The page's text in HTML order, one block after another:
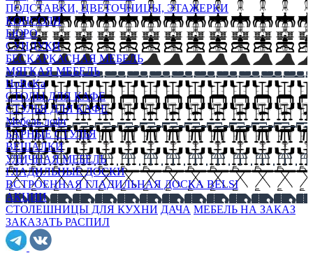
ПОДСТАВКИ, ЦВЕТОЧНИЦЫ, ЭТАЖЕРКИ
КОНСОЛИ
БЮРО
СУНДУКИ
БЕСКАРКАСНАЯ МЕБЕЛЬ
МЯГКАЯ МЕБЕЛЬ
HoReKa
СТОЛЫ ДЛЯ КАФЕ
СТУЛЬЯ ДЛЯ КАФЕ
Мебель лофт
БАРНЫЕ СТУЛЬЯ
ВЕШАЛКИ
УЛИЧНАЯ МЕБЕЛЬ
ГЛАДИЛЬНЫЕ ДОСКИ
ВСТРОЕННАЯ ГЛАДИЛЬНАЯ ДОСКА BELSI
АКЦИИ
СТОЛЕШНИЦЫ ДЛЯ КУХНИ ДАЧА МЕБЕЛЬ НА ЗАКАЗ
ЗАКАЗАТЬ РАСПИЛ